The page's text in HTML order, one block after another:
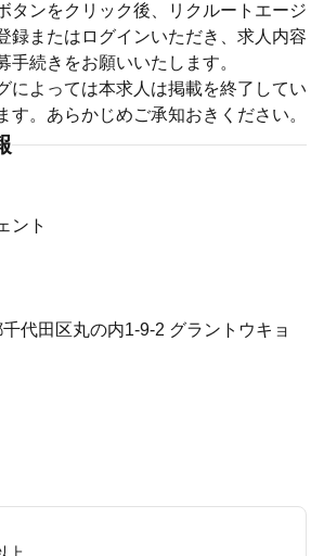
タンをクリック後、リクルートエージ
録またはログインいただき、求人内容
手続きをお願いいたします。
によっては本求人は掲載を終了してい
す。あらかじめご承知おきください。
ント
代田区丸の内1-9-2 グラントウキョ